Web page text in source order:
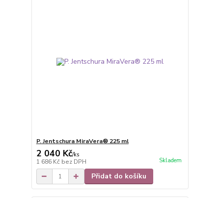
P. Jentschura MiraVera® 225 ml
2 040 Kč/ks
1 686 Kč bez DPH Skladem
Přidat do košíku